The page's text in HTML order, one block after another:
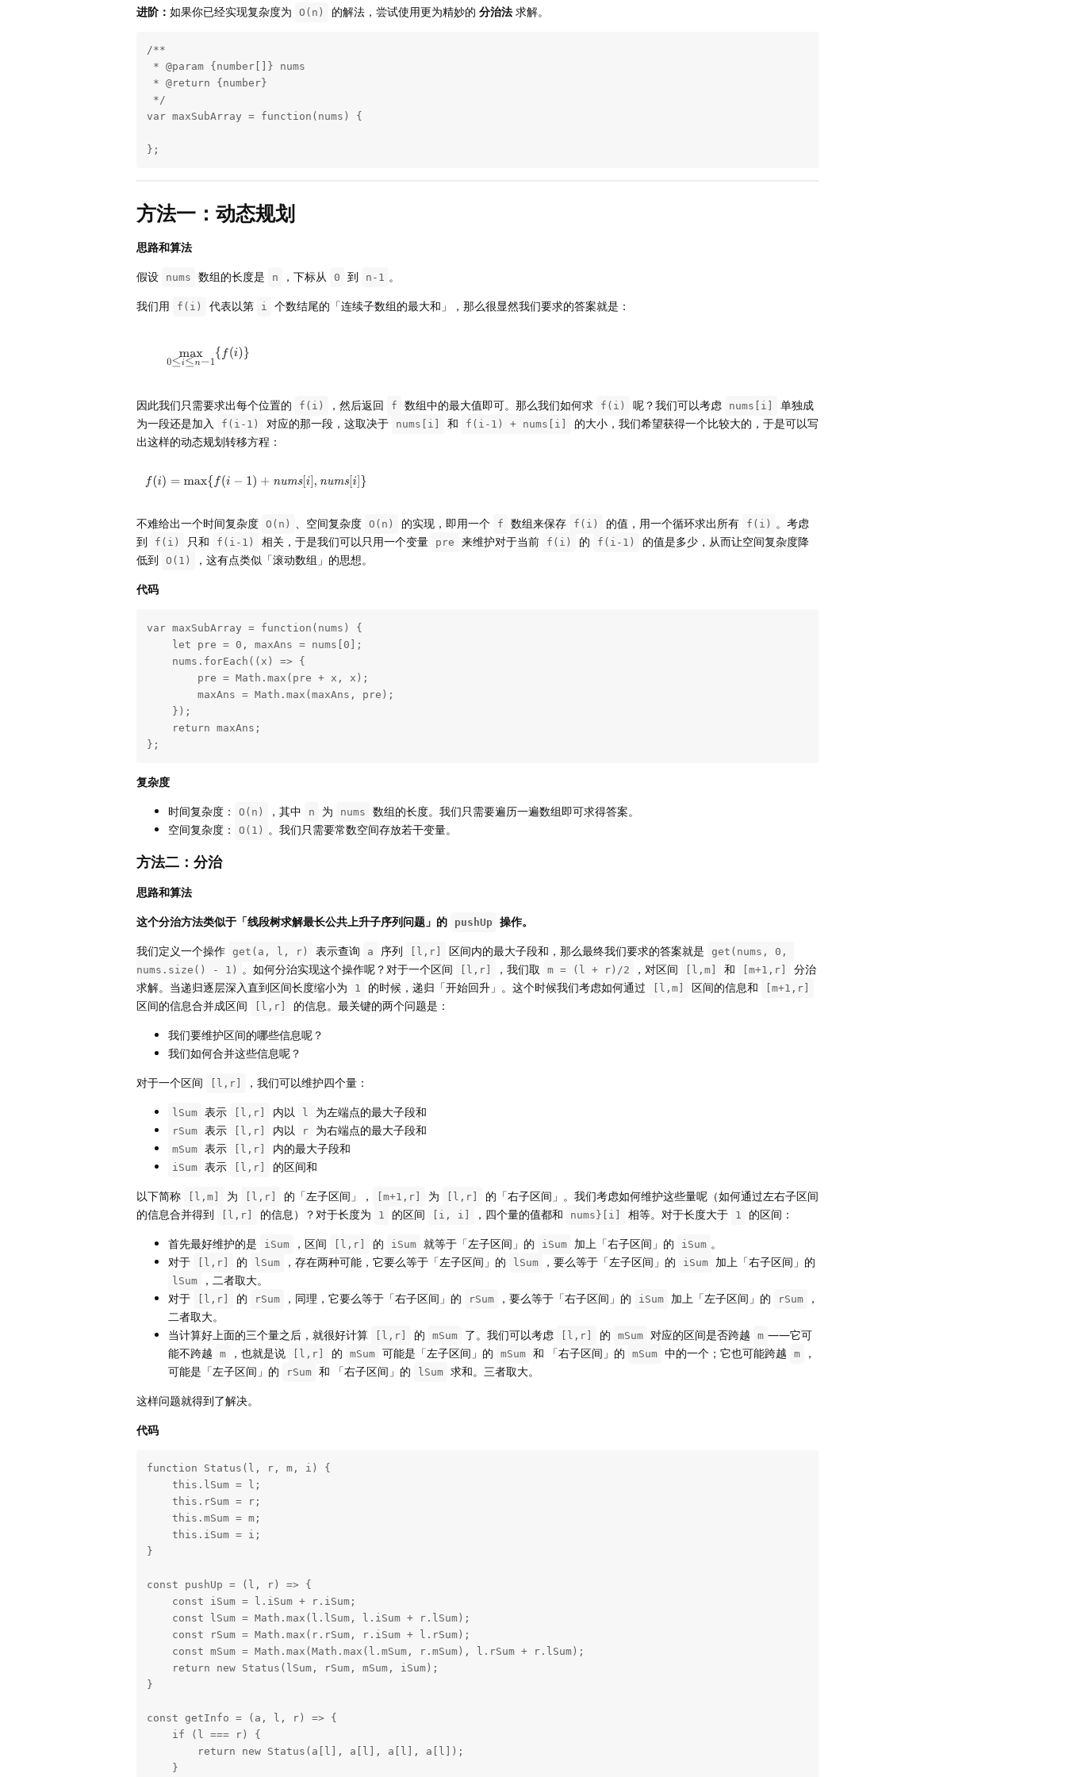
进阶： 如果你已经实现复杂度为 O(n) 的解法，尝试使用更为精妙的 分治法 求解。
/**
var maxSubArray = function(nums) {
};
方法一：动态规划
思路和算法
假设
nums 数组的长度是 n ，下标从 0 到 n-1 。
我们用
f(i) 代表以第 i 个数结尾的「连续子数组的最大和」，那么很显然我们要求的答案就是：
因此我们只需要求出每个位置的 f(i) ，然后返回 f 数组中的最大值即可。那么我们如何求 f(i) 呢？我们可以考虑 nums[i]
单独成
为一段还是加入
f(i-1) 对应的那一段，这取决于 nums[i] 和 f(i-1) + nums[i]
的大小，我们希望获得一个比较大的，于是可以写
出这样的动态规划转移方程：
不难给出一个时间复杂度 O(n) 、空间复杂度 O(n) 的实现，即用一个 f 数组来保存 f(i) 的值，用一个循环求出所有 f(i) 。考虑
到
f(i) 只和 f(i-1) 相关，于是我们可以只用一个变量 pre 来维护对于当前 f(i) 的 f(i-1)
的值是多少，从而让空间复杂度降
低到
O(1)
，这有点类似「滚动数组」的思想。
代码
var maxSubArray = function(nums) {
};
复杂度
时间复杂度：
O(n) ，其中 n 为 nums
数组的长度。我们只需要遍历一遍数组即可求得答案。
空间复杂度：
O(1) 。我们只需要常数空间存放若干变量。
方法二：分治
思路和算法
这个分治方法类似于「线段树求解最长公共上升子序列问题」的
pushUp 操作。
我们定义一个操作 get(a, l, r) 表示查询 a 序列 [l,r] 区间内的最大子段和，那么最终我们要求的答案就是
get(nums, 0,
nums.size() - 1)
。如何分治实现这个操作呢？对于一个区间 [l,r] ，我们取 m = (l + r)/2 ，对区间 [l,m] 和 [m+1,r]
分治
求解。当递归逐层深入直到区间长度缩小为
1 的时候，递归「开始回升」。这个时候我们考虑如何通过 [l,m] 区间的信息和 [m+1,r]
区间的信息合并成区间 [l,r]
的信息。最关键的两个问题是：
我们要维护区间的哪些信息呢？
我们如何合并这些信息呢？
对于一个区间
[l,r] ，我们可以维护四个量：
lSum 表示 [l,r] 内以 l 为左端点的最大子段和
rSum 表示 [l,r] 内以 r 为右端点的最大子段和
mSum 表示 [l,r] 内的最大子段和
iSum 表示 [l,r]
的区间和
以下简称
[l,m] 为 [l,r] 的「左子区间」， [m+1,r] 为 [l,r]
的「右子区间」。我们考虑如何维护这些量呢（如何通过左右子区间
的信息合并得到
[l,r] 的信息）？对于长度为 1 的区间 [i, i] ，四个量的值都和 nums}[i] 相等。对于长度大于 1
的区间：
首先最好维护的是
iSum ，区间 [l,r] 的 iSum 就等于「左子区间」的 iSum 加上「右子区间」的 iSum 。
对于
[l,r] 的 lSum ，存在两种可能，它要么等于「左子区间」的 lSum ，要么等于「左子区间」的 iSum 加上「右子区间」的
lSum
，二者取大。
对于
[l,r] 的 rSum ，同理，它要么等于「右子区间」的 rSum ，要么等于「右子区间」的 iSum 加上「左子区间」的 rSum
，
二者取大。
当计算好上面的三个量之后，就很好计算
[l,r] 的 mSum 了。我们可以考虑 [l,r] 的 mSum 对应的区间是否跨越 m ——它可
能不跨越
m ，也就是说 [l,r] 的 mSum 可能是「左子区间」的 mSum 和 「右子区间」的 mSum 中的一个；它也可能跨越 m
，
可能是「左子区间」的
rSum 和 「右子区间」的 lSum 求和。三者取大。
这样问题就得到了解决。
代码
function Status(l, r, m, i) {
}
const pushUp = (l, r) => {
}
const getInfo = (a, l, r) => {